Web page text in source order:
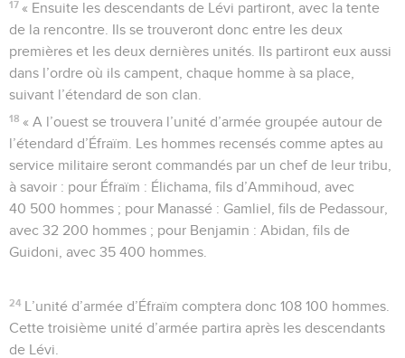
17 « Ensuite les descendants de Lévi partiront, avec la tente
de la rencontre. Ils se trouveront donc entre les deux
premières et les deux dernières unités. Ils partiront eux aussi
dans l’ordre où ils campent, chaque homme à sa place,
suivant l’étendard de son clan.
18 « A l’ouest se trouvera l’unité d’armée groupée autour de
l’étendard d’Éfraïm. Les hommes recensés comme aptes au
service militaire seront commandés par un chef de leur tribu,
à savoir : pour Éfraïm : Élichama, fils d’Ammihoud, avec
40 500 hommes ; pour Manassé : Gamliel, fils de Pedassour,
avec 32 200 hommes ; pour Benjamin : Abidan, fils de
Guidoni, avec 35 400 hommes.
24 L’unité d’armée d’Éfraïm comptera donc 108 100 hommes.
Cette troisième unité d’armée partira après les descendants
de Lévi.